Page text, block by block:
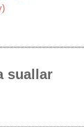
suallar